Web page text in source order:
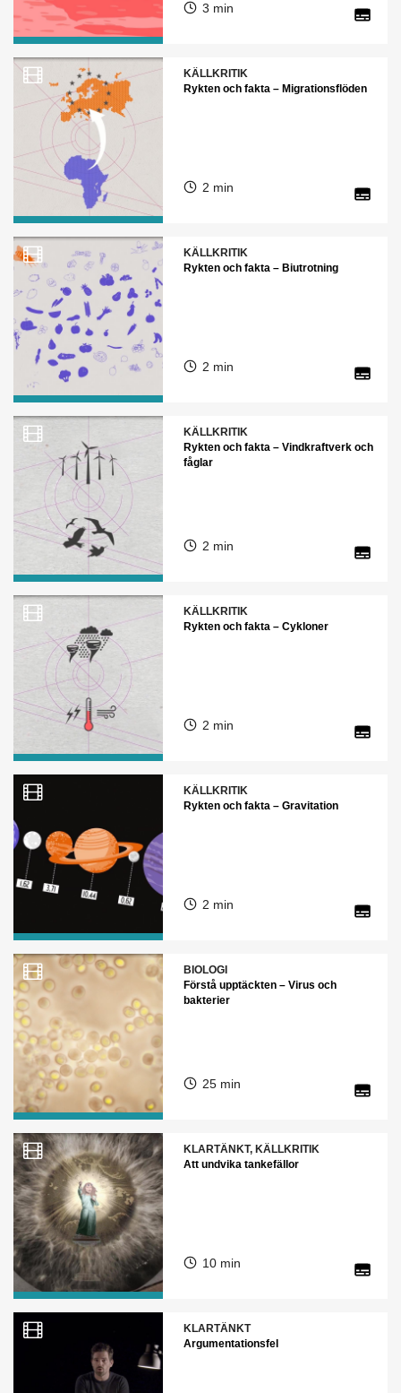
3 min
KÄLLKRITIK
Rykten och fakta – Migrationsflöden
2 min
KÄLLKRITIK
Rykten och fakta – Biutrotning
2 min
KÄLLKRITIK
Rykten och fakta – Vindkraftverk och
fåglar
2 min
KÄLLKRITIK
Rykten och fakta – Cykloner
2 min
KÄLLKRITIK
Rykten och fakta – Gravitation
2 min
BIOLOGI
Förstå upptäckten – Virus och
bakterier
25 min
KLARTÄNKT, KÄLLKRITIK
Att undvika tankefällor
10 min
KLARTÄNKT
Argumentationsfel